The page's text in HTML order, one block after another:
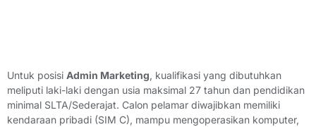
Untuk posisi Admin Marketing, kualifikasi yang dibutuhkan
meliputi laki-laki dengan usia maksimal 27 tahun dan pendidikan
minimal SLTA/Sederajat. Calon pelamar diwajibkan memiliki
kendaraan pribadi (SIM C), mampu mengoperasikan komputer,